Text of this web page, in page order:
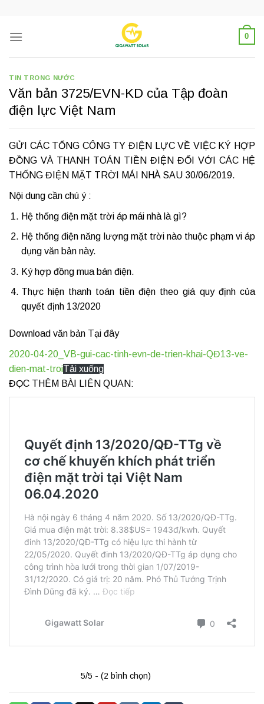
content
0
TIN TRONG NƯỚC
Văn bản 3725/EVN-KD của Tập đoàn
điện lực Việt Nam
GỬI CÁC TỔNG CÔNG TY ĐIỆN LỰC VỀ VIỆC KÝ HỢP
ĐỒNG VÀ THANH TOÁN TIỀN ĐIỆN ĐỐI VỚI CÁC HỆ
THỐNG ĐIỆN MẶT TRỜI MÁI NHÀ SAU 30/06/2019.
Nội dung cần chú ý :
Hệ thống điện mặt trời áp mái nhà là gì?
Hệ thống điện năng lượng mặt trời nào thuộc phạm vi áp
dụng văn bản này.
Ký hợp đồng mua bán điện.
Thực hiện thanh toán tiền điện theo giá quy định của
quyết định 13/2020
Download văn bản Tại đây
2020-04-20_VB-gui-cac-tinh-evn-de-trien-khai-QĐ13-ve-
dien-mat-troiTải xuống
ĐỌC THÊM BÀI LIÊN QUAN:
5/5 - (2 bình chọn)